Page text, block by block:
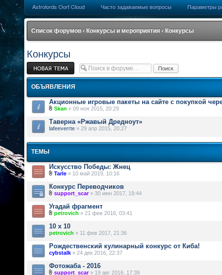
Astrolords Oort Cloud Часто задаваемые вопросы Параметры
Список форумов ‹ Конкурсы и мероприятия ‹ Конкурсы
Конкурсы
Новая тема
ОБЪЯВЛЕНИЯ
Акционные игровые пакеты на сайте с покупкой
Skan » 09 ноя 2015, 20:29
Таверна «Ржавый Дредноут»
lafeeverrte » 29 апр 2015, 20:27
ТЕМЫ
Искусство Победы: Жнец
Tarle » 10 май 2019, 10:16
Конкурс Переводчиков
support_scar» 30 июн 2017, 19:44
Угадай фрагмент
petrovich » 21 фев 2016, 03:41
10 х 10
petrovich » 11 фев 2017, 21:36
Рождественский кулинарный конкурс от Киба!
cybstalk » 24 дек 2016, 22:37
Фотожаба - 2016
support_scar» 19 авг 2016, 17:39